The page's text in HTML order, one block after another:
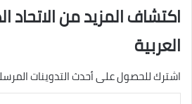
اكتشاف المزيد من الاتحاد
العربية
اشترك للحصول على أحدث التدوينات